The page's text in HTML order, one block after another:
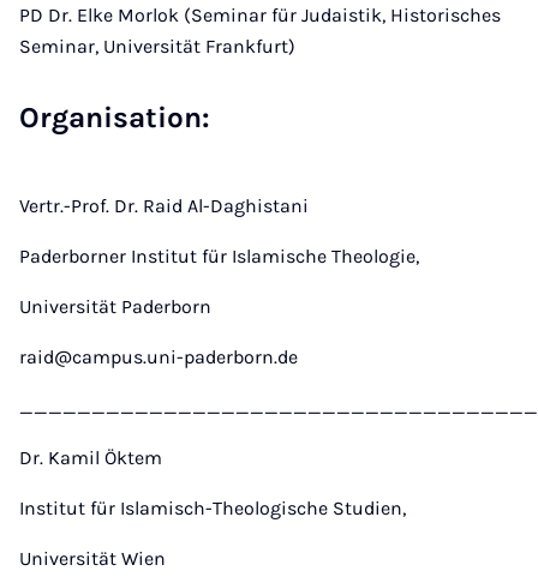
PD Dr. Elke Morlok (Seminar für Judaistik, Historisches
Seminar, Universität Frankfurt)
Organisation:
Vertr.-Prof. Dr. Raid Al-Daghistani
Paderborner Institut für Islamische Theologie,
Universität Paderborn
raid@campus.uni-paderborn.de
Dr. Kamil Öktem
Institut für Islamisch-Theologische Studien,
Universität Wien